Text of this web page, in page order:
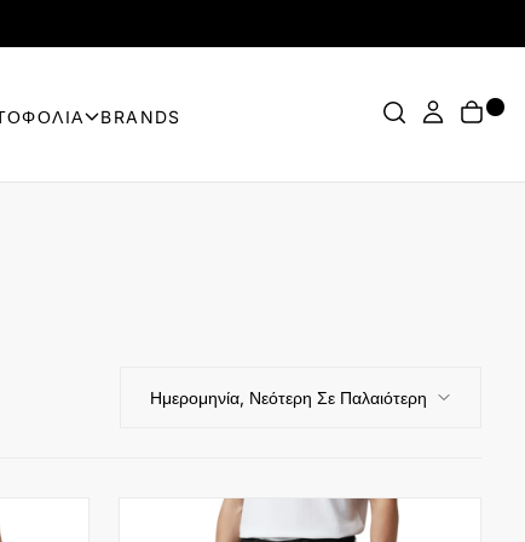
BRANDS
Ημερομηνία, Νεότερη Σε Παλαιότερη